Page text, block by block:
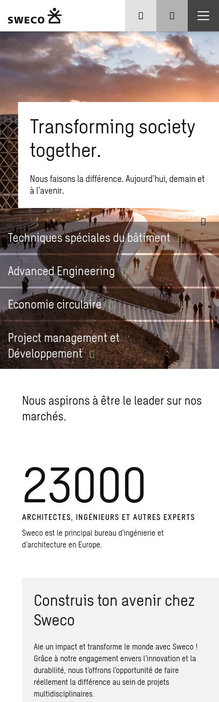
Transforming society
together.
Nous faisons la différence. Aujourd’hui, demain et
à l’avenir.
Que recherchez-vous ?
Techniques spéciales dubâtiment
AdvancedEngineering
Economiecirculaire
Project management et
Développement
Nous aspirons à être le leader sur nos
marchés.
23000
ARCHITECTES, INGÉNIEURS ET AUTRES EXPERTS
Sweco est le principal bureau d’ingénierie et
d’architecture en Europe.
Construis ton avenir chez
Sweco
Aie un impact et transforme le monde avec Sweco !
Grâce à notre engagement envers l’innovation et la
durabilité, nous t’offrons l’opportunité de faire
réellement la différence au sein de projets
multidisciplinaires.